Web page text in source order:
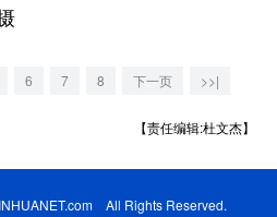
河北 山西
江苏
6 7 8 下一页 >>|
【责任编辑:杜文杰】
All Rights Reserved.